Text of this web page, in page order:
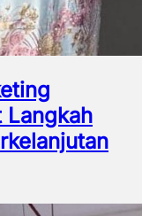
Langkah